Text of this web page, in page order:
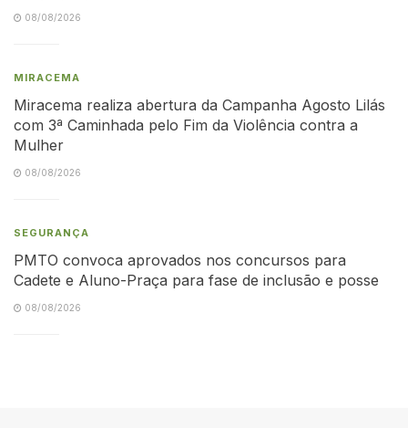
08/08/2026
MIRACEMA
Miracema realiza abertura da Campanha Agosto Lilás
com 3ª Caminhada pelo Fim da Violência contra a
Mulher
08/08/2026
SEGURANÇA
PMTO convoca aprovados nos concursos para
Cadete e Aluno-Praça para fase de inclusão e posse
08/08/2026